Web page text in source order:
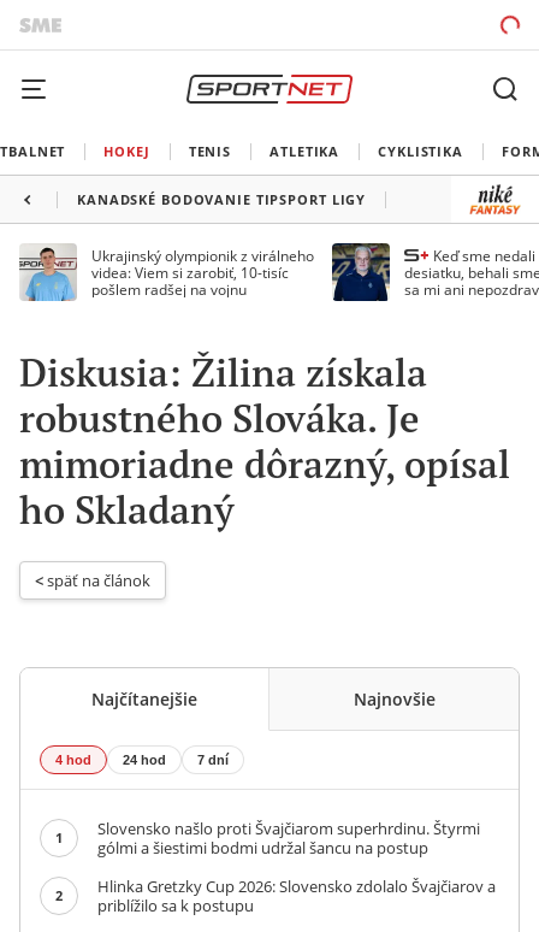
HOKEJ TENIS ATLETIKA CYKLISTIKA
KANADSKÉ BODOVANIE TIPSPORT LIGY
Ukrajinský olympionik z virálneho
videa: Viem si zarobiť, 10-tisíc
pošlem radšej na vojnu
Keď sme
desiatku, behali
sa mi ani
Diskusia: Žilina získala
robustného Slováka. Je
mimoriadne dôrazný, opísal
ho Skladaný
< späť na článok
Najčítanejšie Najnovšie
4 hod 24 hod 7 dní
1
Slovensko našlo proti Švajčiarom superhrdinu. Štyrmi
gólmi a šiestimi bodmi udržal šancu na postup
2
Hlinka Gretzky Cup 2026: Slovensko zdolalo Švajčiarov a
priblížilo sa k postupu